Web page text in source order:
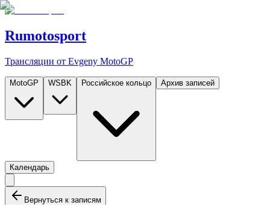
Rumotosport
Трансляции от Evgeny MotoGP
MotoGP WSBK Российское кольцо Архив записей
Календарь
Вернуться к записям